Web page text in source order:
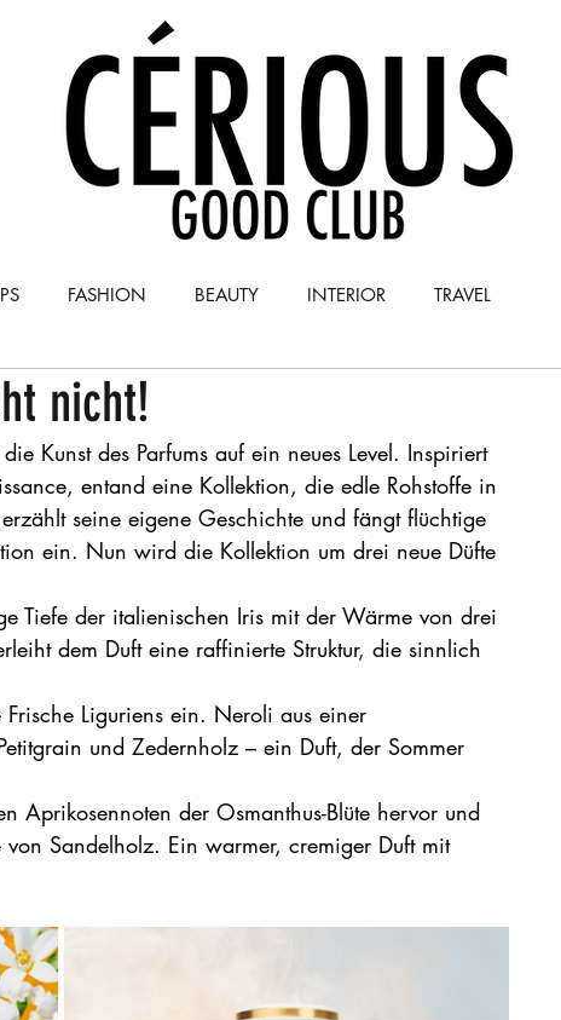
FASHION BEAUTY INTERIOR TRAVEL
COLUMN
nicht!
die Kunst des Parfums auf ein neues Level. Inspiriert
entand eine Kollektion, die edle Rohstoffe in
seine eigene Geschichte und fängt flüchtige
ein. Nun wird die Kollektion um drei neue Düfte
Tiefe der italienischen Iris mit der Wärme von drei
dem Duft eine raffinierte Struktur, die sinnlich
Liguriens ein. Neroli aus einer
und Zedernholz – ein Duft, der Sommer
Aprikosennoten der Osmanthus-Blüte hervor und
Sandelholz. Ein warmer, cremiger Duft mit